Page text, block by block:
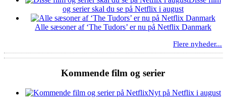
og serier skal du se på Netflix i august
Alle sæsoner af ‘The Tudors’ er nu på Netflix Danmark
Flere nyheder...
Kommende film og serier
Nyt på Netflix i august